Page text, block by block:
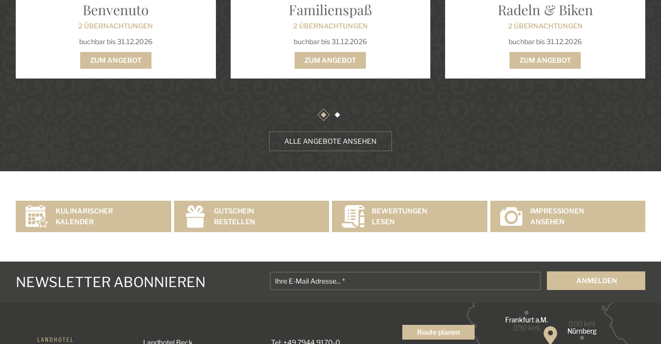
Benvenuto
2 ÜBERNACHTUNGEN
buchbar bis 31.12.2026
ZUM ANGEBOT
Familienspaß
2 ÜBERNACHTUNGEN
buchbar bis 31.12.2026
ZUM ANGEBOT
Radeln & Biken
2 ÜBERNACHTUNGEN
buchbar bis 31.12.2026
ZUM ANGEBOT
ALLE ANGEBOTE ANSEHEN
KULINARISCHER
KALENDER
GUTSCHEIN
BESTELLEN
BEWERTUNGEN
LESEN
IMPRESSIONEN
ANSEHEN
NEWSLETTER ABONNIEREN
Landhotel Beck Tel: +49 7944 9170-0
Route planen